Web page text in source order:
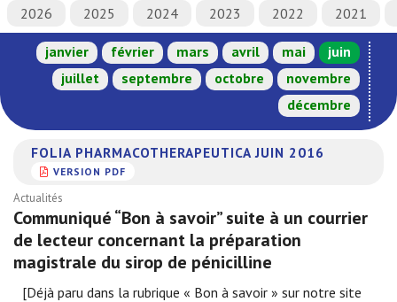
2026 2025 2024 2023 2022 2021
janvier février mars avril mai
juin
juillet
septembre octobre
novembre
décembre
FOLIA PHARMACOTHERAPEUTICA JUIN 2016
VERSION PDF
Actualités
Communiqué “Bon à savoir” suite à un courrier
de lecteur concernant la préparation
magistrale du sirop de pénicilline
[Déjà paru dans la rubrique « Bon à savoir » sur notre site